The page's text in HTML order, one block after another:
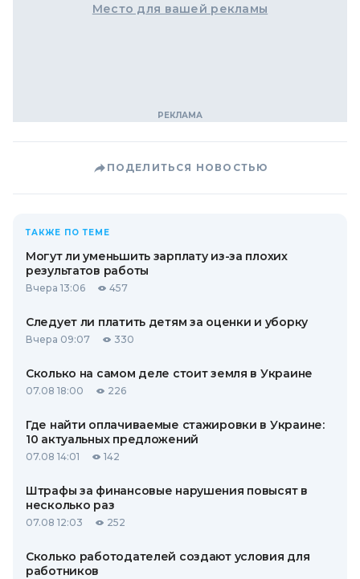
Место для вашей рекламы
ПОДЕЛИТЬСЯ НОВОСТЬЮ
ТАКЖЕ ПО ТЕМЕ
Могут ли уменьшить зарплату из-за плохих
результатов работы
Вчера 13:06 457
Следует ли платить детям за оценки и уборку
Вчера 09:07 330
Сколько на самом деле стоит земля в Украине
07.08 18:00 226
Где найти оплачиваемые стажировки в Украине:
10 актуальных предложений
07.08 14:01 142
Штрафы за финансовые нарушения повысят в
несколько раз
07.08 12:03 252
Сколько работодателей создают условия для
работников